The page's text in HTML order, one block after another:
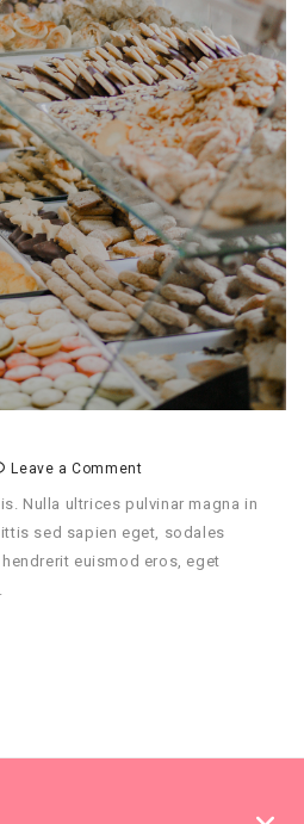
Leave a Comment
Nulla ultrices pulvinar magna in
sed sapien eget, sodales
euismod eros, eget